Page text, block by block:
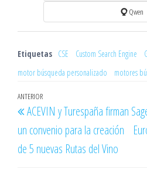
Qwen
Etiquetas CSE Custom Search Engine
motor búsqueda personalizado
motores
Navegación
de
entradas
Entrada
anterior
ANTERIOR
ACEVIN y Turespaña firman
un convenio para la creación
de 5 nuevas Rutas del Vino